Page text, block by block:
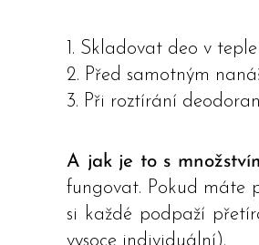
1. Skladovat deo v
2. Před samotným
3. Při roztírání
A jak je to s
fungovat. Pokud máte
si každé podpaží
vysoce individuální).